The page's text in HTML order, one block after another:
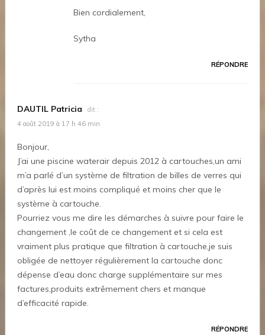
Bien cordialement,
Sytha
RÉPONDRE
DAUTIL Patricia
dit :
4 août 2019 à 17 h 46 min
Bonjour,
J’ai une piscine waterair depuis 2012 à cartouches,un ami
m’a parlé d’un système de filtration de billes de verres qui
d’après lui est moins compliqué et moins cher que le
système à cartouche.
Pourriez vous me dire les démarches à suivre pour faire le
changement ,le coût de ce changement et si cela est
vraiment plus pratique que filtration à cartouche,je suis
obligée de nettoyer régulièrement la cartouche donc
dépense d’eau donc charge supplémentaire sur mes
factures,produits extrêmement chers et manque
d’efficacité rapide.
RÉPONDRE